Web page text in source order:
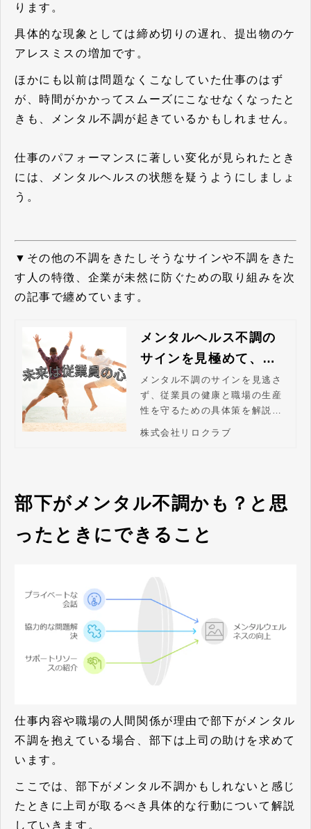
ります。
具体的な現象としては締め切りの遅れ、提出物のケ
アレスミスの増加です。
ほかにも以前は問題なくこなしていた仕事のはず
が、時間がかかってスムーズにこなせなくなったと
きも、メンタル不調が起きているかもしれません。
仕事のパフォーマンスに著しい変化が見られたとき
には、メンタルヘルスの状態を疑うようにしましょ
う。
▼その他の不調をきたしそうなサインや不調をきた
す人の特徴、企業が未然に防ぐための取り組みを次
の記事で纏めています。
メンタルヘルス不調の
サインを見極めて、離
職も生産性低下も未然
に防ぐ方法！
メンタル不調のサインを見逃さ
ず、従業員の健康と職場の生産
性を守るための具体策を解説。
上に役立つ必読ガイドです。
株式会社リロクラブ
部下がメンタル不調かも？と思
ったときにできること
仕事内容や職場の人間関係が理由で部下がメンタル
不調を抱えている場合、部下は上司の助けを求めて
います。
ここでは、部下がメンタル不調かもしれないと感じ
たときに上司が取るべき具体的な行動について解説
していきます。